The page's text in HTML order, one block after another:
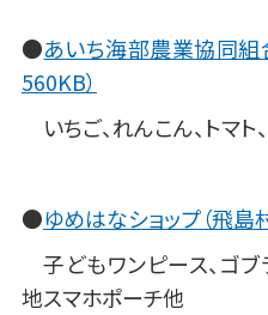
●あいち海部農業協同組
560KB）
いちご、れんこん、トマト
●ゆめはなショップ（飛島
子どもワンピース、ゴブ
地スマホポーチ他